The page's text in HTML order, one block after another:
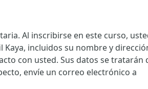
Al inscribirse en este curso,
incluidos su nombre y
con usted. Sus datos se tratarán
envíe un correo electrónico a